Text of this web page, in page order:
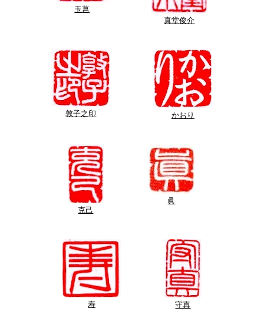
玉菖
真堂俊介
敦子之印 かおり
克己
眞
寿 守真